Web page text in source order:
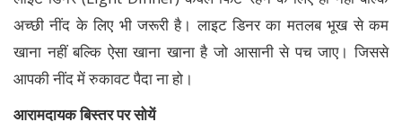
अच्छी नींद के लिए भी जरूरी है। लाइट डिनर का मतलब भूख से कम
खाना नहीं बल्कि ऐसा खाना खाना है जो आसानी से पच जाए। जिससे
आपकी नींद में रुकावट पैदा ना हो।
आरामदायक बिस्तर पर सोयें